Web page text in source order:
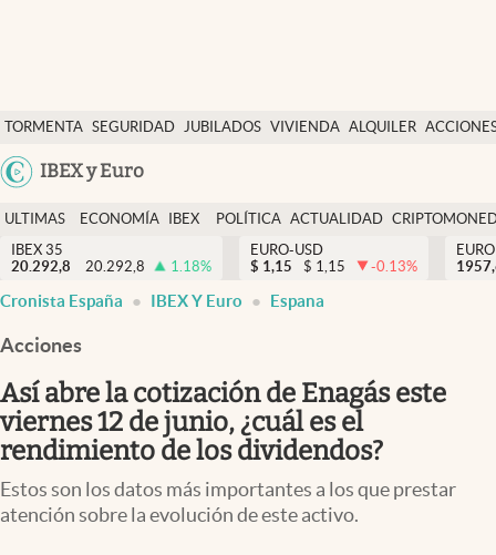
TORMENTA SEGURIDAD JUBILADOS VIVIENDA ALQUILER
IBEX y Euro
Economía y finanzas
Política
Actualidad
Criptomonedas
España
ULTIMAS
NOTICIAS
ECONOMÍA
FINANZAS
IBEX
EURO
POLÍTICA ACTUALIDAD
IBEX 35
20.292,8
20.292,8 1.18%
EURO-USD
$ 1,15 $ 1,15 -0.13%
Cronista España IBEX Y Euro Espana
Acciones
Así abre la cotización de Enagás este
viernes 12 de junio, ¿cuál es el
rendimiento de los dividendos?
Estos son los datos más importantes a los que prestar
atención sobre la evolución de este activo.